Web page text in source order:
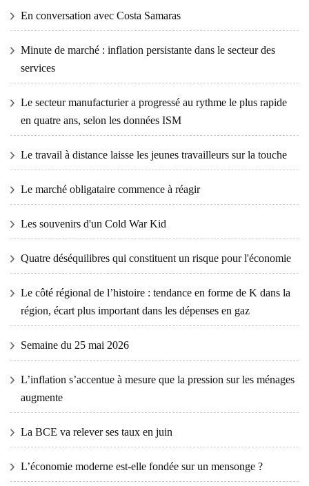
En conversation avec Costa Samaras
Minute de marché : inflation persistante dans le secteur des
services
Le secteur manufacturier a progressé au rythme le plus rapide
en quatre ans, selon les données ISM
Le travail à distance laisse les jeunes travailleurs sur la touche
Le marché obligataire commence à réagir
Les souvenirs d'un Cold War Kid
Quatre déséquilibres qui constituent un risque pour l'économie
Le côté régional de l’histoire : tendance en forme de K dans la
région, écart plus important dans les dépenses en gaz
Semaine du 25 mai 2026
L’inflation s’accentue à mesure que la pression sur les ménages
augmente
La BCE va relever ses taux en juin
L’économie moderne est-elle fondée sur un mensonge ?